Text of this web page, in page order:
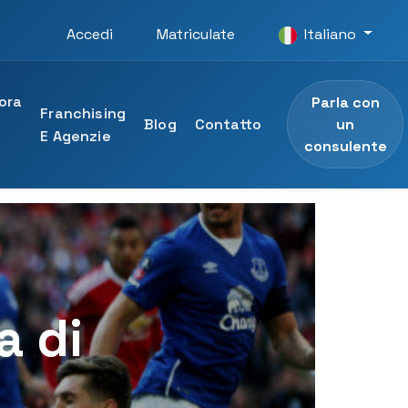
Accedi Matriculate Italiano
UTAMED
Franchising
E Agenzie
Blog Contatto
Parla con
un
consulente
di